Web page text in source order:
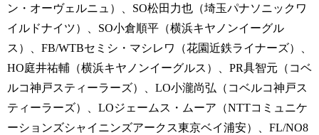
ン・オーヴェルニュ）、SO松田力也（埼玉パナソニックワ
イルドナイツ）、SO小倉順平（横浜キヤノンイーグル
ス）、FB/WTBセミシ・マシレワ（花園近鉄ライナーズ）、
HO庭井祐輔（横浜キヤノンイーグルス）、PR具智元（コベ
ルコ神戸スティーラーズ）、LO小瀧尚弘（コベルコ神戸ス
ティーラーズ）、LOジェームス・ムーア（NTTコミュニケ
ーションズシャイニンズアークス東京ベイ浦安）、FL/NO8